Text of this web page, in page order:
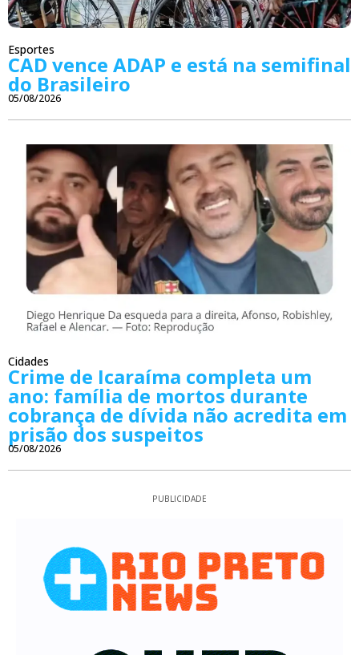
Esportes
CAD vence ADAP e está na semifinal
do Brasileiro
05/08/2026
Cidades
Crime de Icaraíma completa um
ano: família de mortos durante
cobrança de dívida não acredita em
prisão dos suspeitos
05/08/2026
PUBLICIDADE